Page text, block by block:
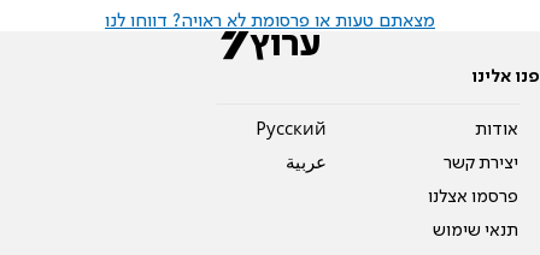
מצאתם טעות או פרסומת לא ראויה? דווחו לנו
פנו אלינו
אודות
יצירת קשר
פרסמו אצלנו
תנאי שימוש
Pусский
عربية